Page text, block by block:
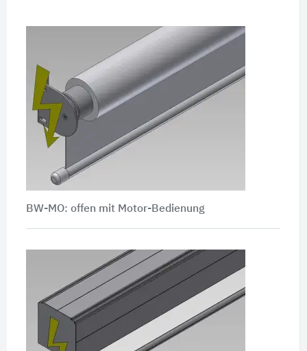
BW-MO: offen mit Motor-Bedienung